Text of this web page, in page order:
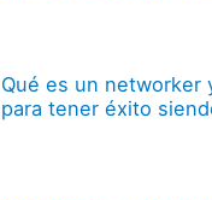
Qué es un networker
para tener éxito